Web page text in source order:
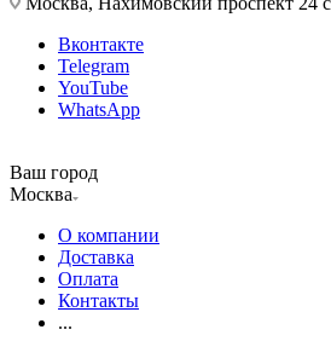
Вконтакте
Telegram
YouTube
WhatsApp
Ваш город
Москва
О компании
Доставка
Оплата
Контакты
...